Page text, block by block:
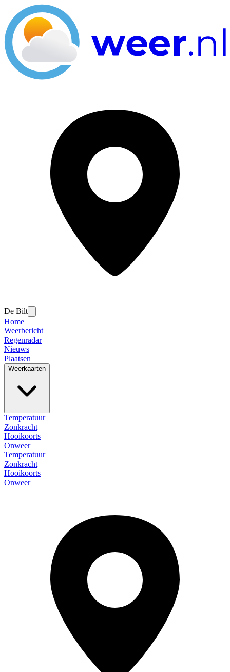
De Bilt
Home
Weerbericht
Regenradar
Nieuws
Plaatsen
Weerkaarten
Temperatuur
Zonkracht
Hooikoorts
Onweer
Temperatuur
Zonkracht
Hooikoorts
Onweer